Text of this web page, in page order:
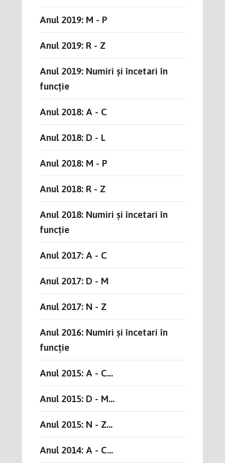
Anul 2019: M - P
Anul 2019: R - Z
Anul 2019: Numiri și încetari în
funcție
Anul 2018: A - C
Anul 2018: D - L
Anul 2018: M - P
Anul 2018: R - Z
Anul 2018: Numiri și încetari în
funcție
Anul 2017: A - C
Anul 2017: D - M
Anul 2017: N - Z
Anul 2016: Numiri și încetari în
funcție
Anul 2015: A - C...
Anul 2015: D - M...
Anul 2015: N - Z...
Anul 2014: A - C...